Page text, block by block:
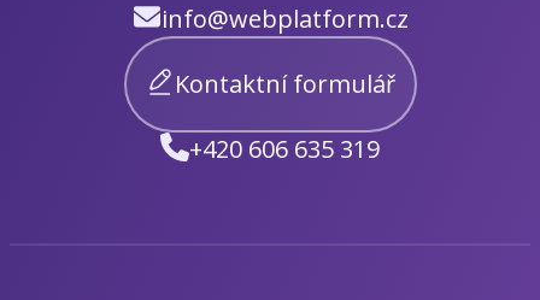
info@webplatform.cz
Kontaktní formulář
+420 606 635 319